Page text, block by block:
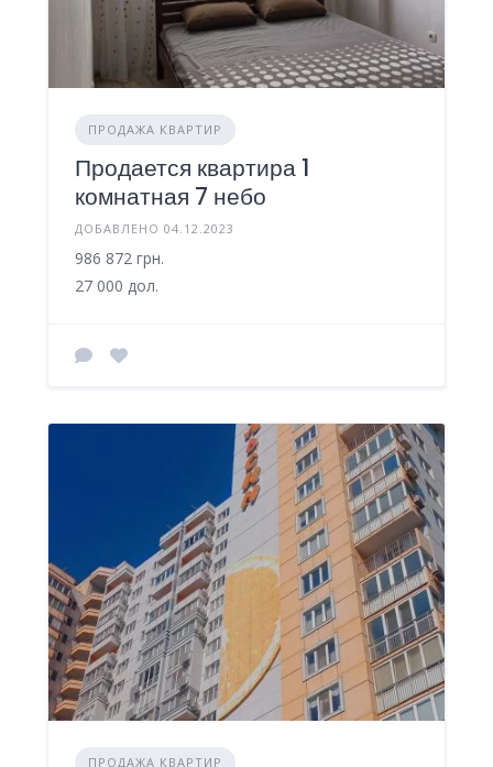
ПРОДАЖА КВАРТИР
Продается квартира 1
комнатная 7 небо
ДОБАВЛЕНО 04.12.2023
986 872 грн.
27 000 дол.
ПРОДАЖА КВАРТИР